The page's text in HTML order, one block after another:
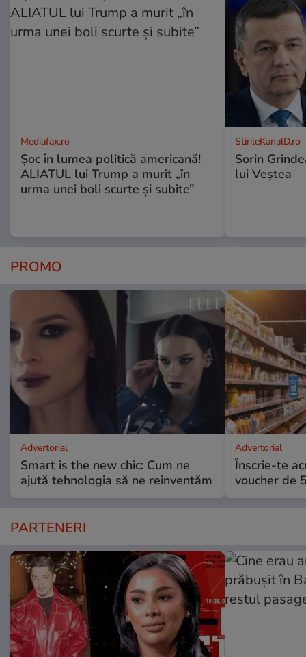
Mediafax.ro
Șoc în lumea politică americană!
ALIATUL lui Trump a murit „în
urma unei boli scurte și subite”
StirileKanalD.ro
Sorin
lui Veștea
PROMO
Advertorial
Smart is the new chic: Cum ne
ajută tehnologia să ne reinventăm
Advertorial
Înscrie-te
voucher de
PARTENERI